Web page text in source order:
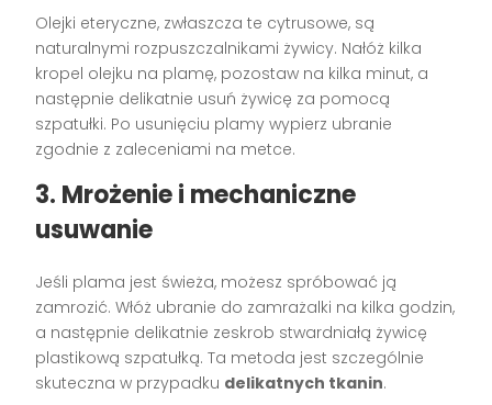
Olejki eteryczne, zwłaszcza te cytrusowe, są
naturalnymi rozpuszczalnikami żywicy. Nałóż kilka
kropel olejku na plamę, pozostaw na kilka minut, a
następnie delikatnie usuń żywicę za pomocą
szpatułki. Po usunięciu plamy wypierz ubranie
zgodnie z zaleceniami na metce.
3. Mrożenie i mechaniczne
usuwanie
Jeśli plama jest świeża, możesz spróbować ją
zamrozić. Włóż ubranie do zamrażalki na kilka godzin,
a następnie delikatnie zeskrob stwardniałą żywicę
plastikową szpatułką. Ta metoda jest szczególnie
skuteczna w przypadku delikatnych tkanin.